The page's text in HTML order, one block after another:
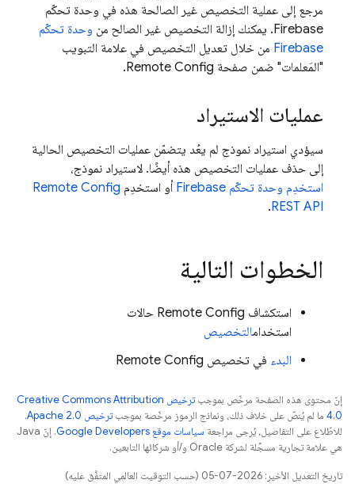
مرجع إلى عملية التخصيص غير الصالحة هذه في وحدة تحكّم
Firebase. يمكنك إزالة التخصيص غير الصالح من وحدة تحكّم
Firebase من خلال تعديل التخصيص في علامة التبويب
"المَعلمات" ضمن صفحة Remote Config
.
عمليات الاستيراد
سيؤدي استيراد نموذج لم يعُد يتضمّن عمليات التخصيص الحالية
إلى حذف عمليات التخصيص هذه أيضًا. لاستيراد نموذج،
استخدِم وحدة تحكّم Firebase أو استخدِم Remote Config
REST API
.
الخطوات التالية
استكشاف Remote Config حالات
استخدامالتخصيص
البدء في تخصيص Remote Config
إنّ محتوى هذه الصفحة مرخّص بموجب
ترخيص Creative Commons Attribution
4.0‏ ما لم يُنصّ على خلاف ذلك، ونماذج الرموز مرخّصة بموجبترخيص Apache 2.0‏
.
للاطّلاع على التفاصيل، يُرجى مراجعة سياسات موقع Google Developers‏
. إنّ Java
هي علامة تجارية مسجَّلة لشركة Oracle و/أو شركائها التابعين.
تاريخ التعديل الأخير: 2026-07-05 (حسب التوقيت العالمي المتفَّق عليه)